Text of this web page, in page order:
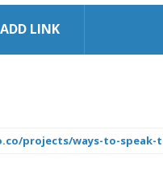
ADD LINK
projects/ways-to-speak-